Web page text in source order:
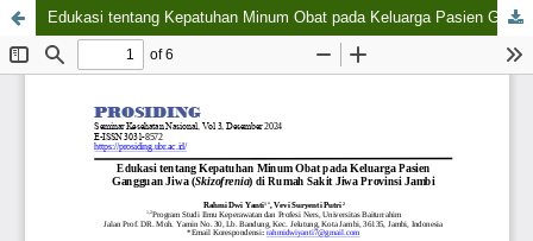
Edukasi tentang Kepatuhan Minum Obat pada Keluarga Pasien Gangguan Jiwa (Skizofrenia) di Rumah Sakit Jiwa Provinsi Jambi